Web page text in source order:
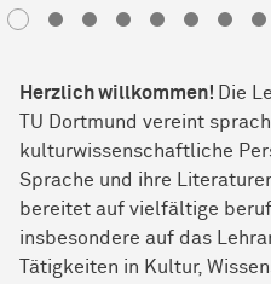
Herzlich willkommen! Die
TU Dortmund vereint
kulturwissenschaftliche
Sprache und ihre
bereitet auf vielfältige
insbesondere auf das
Tätigkeiten in Kultur,